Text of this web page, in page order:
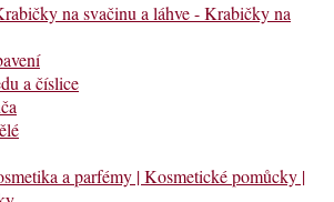
na svačinu a láhve - Krabičky na
a číslice
a parfémy | Kosmetické pomůcky |